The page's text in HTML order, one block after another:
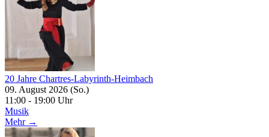
20 Jahre Chartres-Labyrinth-Heimbach
09. August 2026 (So.)
11:00 - 19:00 Uhr
Musik
Mehr →